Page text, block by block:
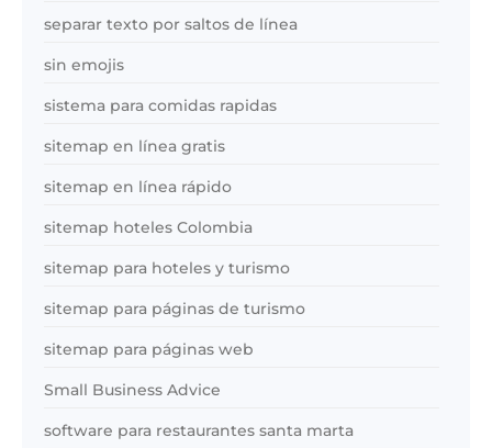
separar texto por saltos de línea
sin emojis
sistema para comidas rapidas
sitemap en línea gratis
sitemap en línea rápido
sitemap hoteles Colombia
sitemap para hoteles y turismo
sitemap para páginas de turismo
sitemap para páginas web
Small Business Advice
software para restaurantes santa marta